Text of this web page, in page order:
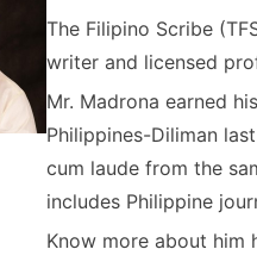
The Filipino Scribe
writer and licensed
Mr. Madrona earned
Philippines-Diliman
cum laude from the
includes Philippine
Know more about him